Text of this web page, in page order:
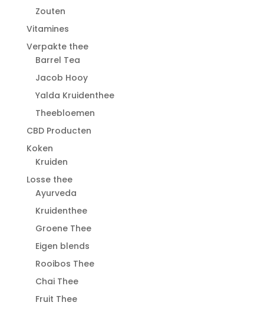
Zouten
Vitamines
Verpakte thee
Barrel Tea
Jacob Hooy
Yalda Kruidenthee
Theebloemen
CBD Producten
Koken
Kruiden
Losse thee
Ayurveda
Kruidenthee
Groene Thee
Eigen blends
Rooibos Thee
Chai Thee
Fruit Thee